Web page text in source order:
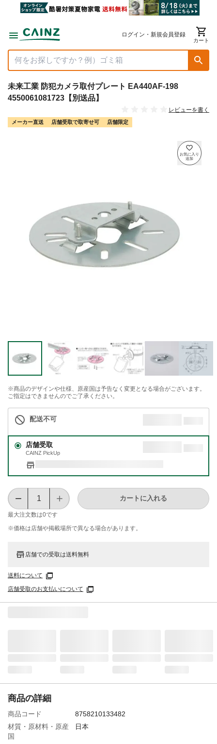
ログイン・新規会員登録
カート
未来工業 防犯カメラ取付プレート EA440AF-198
4550061081723【別送品】
レビューを書く
メーカー直送 店舗受取で取寄せ可 店舗限定
※商品のデザインや仕様、原産国は予告なく変更となる場合がございます。
ご指定はできませんのでご了承ください。
配送不可
店舗受取
CAINZ PickUp
最大注文数は0です
カートに入れる
※価格は​店舗や​掲載場所で​異なる​場合が​あります。
店舗での受取は送料無料
送料について
店舗受取のお支払いについて
商品の詳細
商品コード
8758210133482
材質・原材料・原産
国
日本